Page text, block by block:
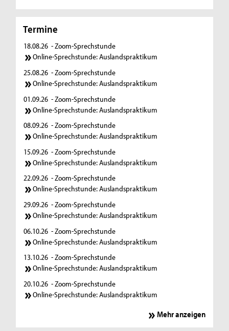
Termine
18.08.26 - Zoom-Sprechstunde
Online-Sprechstunde: Auslandspraktikum
25.08.26 - Zoom-Sprechstunde
Online-Sprechstunde: Auslandspraktikum
01.09.26 - Zoom-Sprechstunde
Online-Sprechstunde: Auslandspraktikum
08.09.26 - Zoom-Sprechstunde
Online-Sprechstunde: Auslandspraktikum
15.09.26 - Zoom-Sprechstunde
Online-Sprechstunde: Auslandspraktikum
22.09.26 - Zoom-Sprechstunde
Online-Sprechstunde: Auslandspraktikum
29.09.26 - Zoom-Sprechstunde
Online-Sprechstunde: Auslandspraktikum
06.10.26 - Zoom-Sprechstunde
Online-Sprechstunde: Auslandspraktikum
13.10.26 - Zoom-Sprechstunde
Online-Sprechstunde: Auslandspraktikum
20.10.26 - Zoom-Sprechstunde
Online-Sprechstunde: Auslandspraktikum
Mehr anzeigen